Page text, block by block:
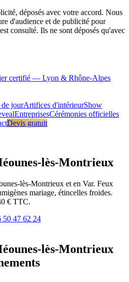
déposés avec votre accord. Nous
d'audience et de publicité pour
consulté. Ils ne sont déposés qu'avec
certifié — Lyon & Rhône-Alpes
jourArtifices d'intérieurShow
EntreprisesCérémonies officielles
Devis gratuit
lès-Montrieux
lès-Montrieux et en Var. Feux
mariage, étincelles froides.
€ TTC.
50 47 62 24
lès-Montrieux